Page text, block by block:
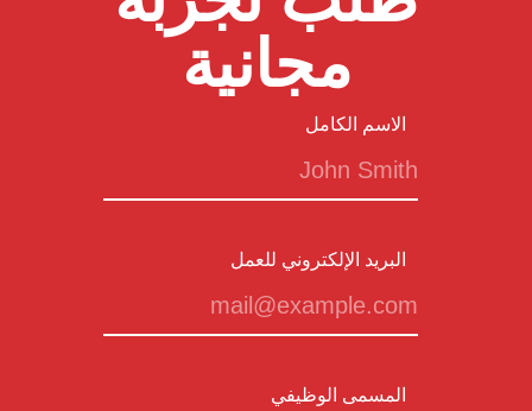
مجانية
الاسم الكامل
البريد الإلكتروني للعمل
المسمى الوظيفي